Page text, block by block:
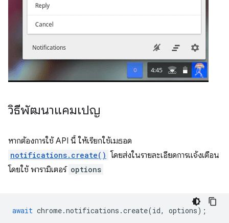
วิธีพัฒนาแคมเปญ
หากต้องการใช้ API นี้ ให้เรียกใช้เมธอด
notifications.create() โดยส่งในรายละเอียดการแจ้งเตือน
โดยใช้ พารามิเตอร์ options
await chrome.notifications .create(id, options);